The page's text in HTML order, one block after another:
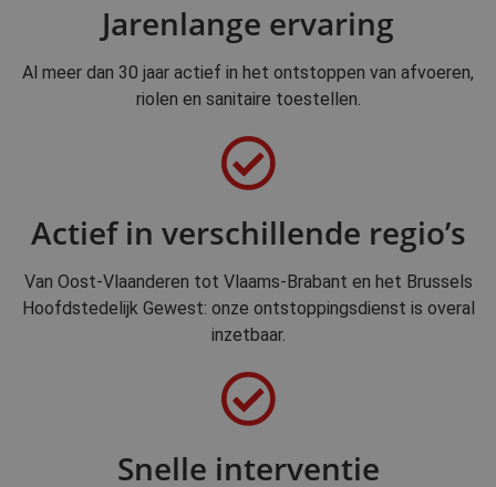
Jarenlange ervaring
Al meer dan 30 jaar actief in het ontstoppen van afvoeren,
riolen en sanitaire toestellen.
Actief in verschillende regio’s
Van Oost-Vlaanderen tot Vlaams-Brabant en het Brussels
Hoofdstedelijk Gewest: onze ontstoppingsdienst is overal
inzetbaar.
Snelle interventie